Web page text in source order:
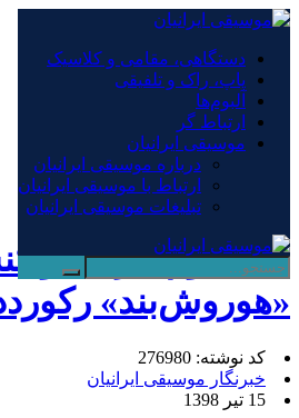
دستگاهی، مقامی و کلاسیک
پاپ، راک و تلفیقی
آلبوم‌ها
ارتباط گر
موسیقی ایرانیان
درباره موسیقی ایرانیان
ارتباط با موسیقی ایرانیان
تبلیغات موسیقی ایرانیان
×
دستگاهی، مقامی و کلاسیک
پاپ، راک و تلفیقی
آلبوم‌ها
ارتباط گر
موسیقی ایرانیان
صفحه نخست/شهر خبر
نیمه دوم تیرماه و
«هوروش‌بند»
کد نوشته: 276980
خبرنگار موسیقی ایرانیان
15 تیر 1398